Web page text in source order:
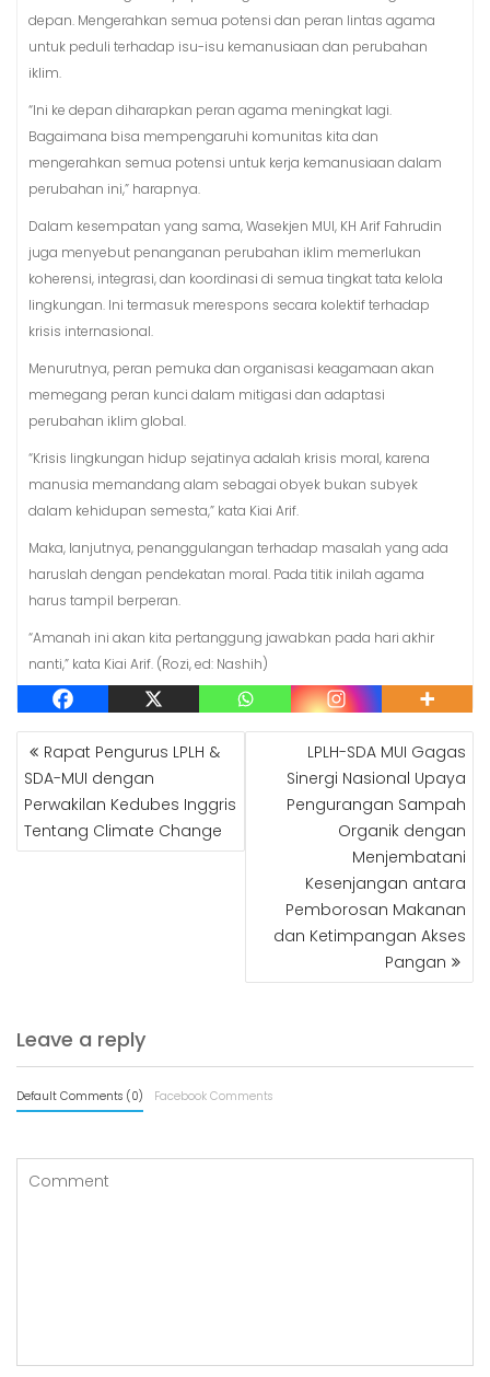
depan. Mengerahkan semua potensi dan peran lintas agama
untuk peduli terhadap isu-isu kemanusiaan dan perubahan
iklim.
“Ini ke depan diharapkan peran agama meningkat lagi.
Bagaimana bisa mempengaruhi komunitas kita dan
mengerahkan semua potensi untuk kerja kemanusiaan dalam
perubahan ini,” harapnya.
Dalam kesempatan yang sama, Wasekjen MUI, KH Arif Fahrudin
juga menyebut penanganan perubahan iklim memerlukan
koherensi, integrasi, dan koordinasi di semua tingkat tata kelola
lingkungan. Ini termasuk merespons secara kolektif terhadap
krisis internasional.
Menurutnya, peran pemuka dan organisasi keagamaan akan
memegang peran kunci dalam mitigasi dan adaptasi
perubahan iklim global.
“Krisis lingkungan hidup sejatinya adalah krisis moral, karena
manusia memandang alam sebagai obyek bukan subyek
dalam kehidupan semesta,” kata Kiai Arif.
Maka, lanjutnya, penanggulangan terhadap masalah yang ada
haruslah dengan pendekatan moral. Pada titik inilah agama
harus tampil berperan.
“Amanah ini akan kita pertanggung jawabkan pada hari akhir
nanti,” kata Kiai Arif. (Rozi, ed: Nashih)
POST
NAVIGATION
Rapat Pengurus LPLH &
SDA-MUI dengan
Perwakilan Kedubes Inggris
Tentang Climate Change
LPLH-SDA MUI Gagas
Sinergi Nasional Upaya
Pengurangan Sampah
Organik dengan
Menjembatani
Kesenjangan antara
Pemborosan Makanan
dan Ketimpangan Akses
Pangan
Leave a reply
Default Comments (0) Facebook Comments